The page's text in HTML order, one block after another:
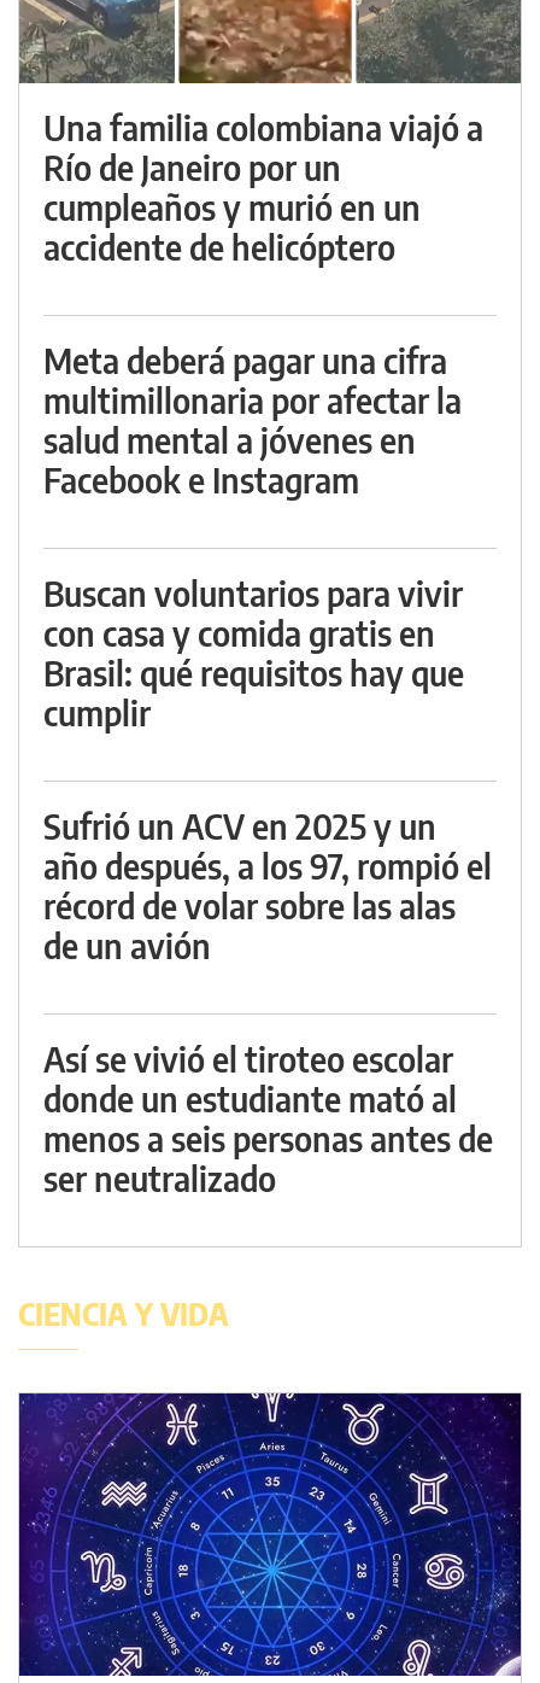
Una familia colombiana viajó a
Río de Janeiro por un
cumpleaños y murió en un
accidente de helicóptero
Meta deberá pagar una cifra
multimillonaria por afectar la
salud mental a jóvenes en
Facebook e Instagram
Buscan voluntarios para vivir
con casa y comida gratis en
Brasil: qué requisitos hay que
cumplir
Sufrió un ACV en 2025 y un
año después, a los 97, rompió el
récord de volar sobre las alas
de un avión
Así se vivió el tiroteo escolar
donde un estudiante mató al
menos a seis personas antes de
ser neutralizado
CIENCIA Y VIDA